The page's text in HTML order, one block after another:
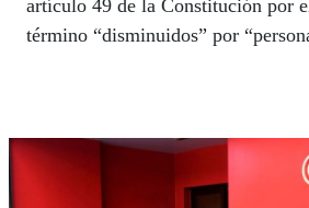
artículo 49 de la Constitución por
término “disminuidos” por
discapacidad.